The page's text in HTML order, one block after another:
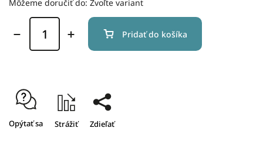
Môžeme doručiť do: Zvoľte variant
Pridať do košíka
Opýtať sa Strážiť Zdieľať